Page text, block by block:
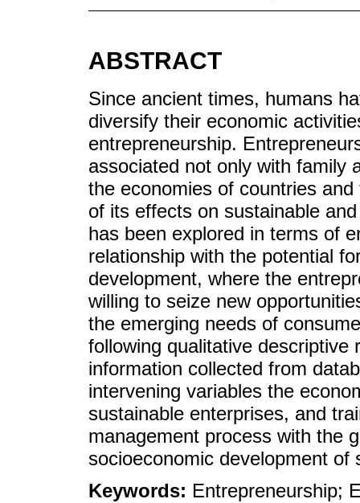
ABSTRACT
Since ancient times, humans
diversify their economic
entrepreneurship.
associated not only with family
the economies of countries
of its effects on sustainable
has been explored in terms of
relationship with the potential
development, where the
willing to seize new
the emerging needs of
following qualitative descriptive
information collected from
intervening variables the
sustainable enterprises, and
management process with the
socioeconomic development of
Keywords: Entrepreneurship;